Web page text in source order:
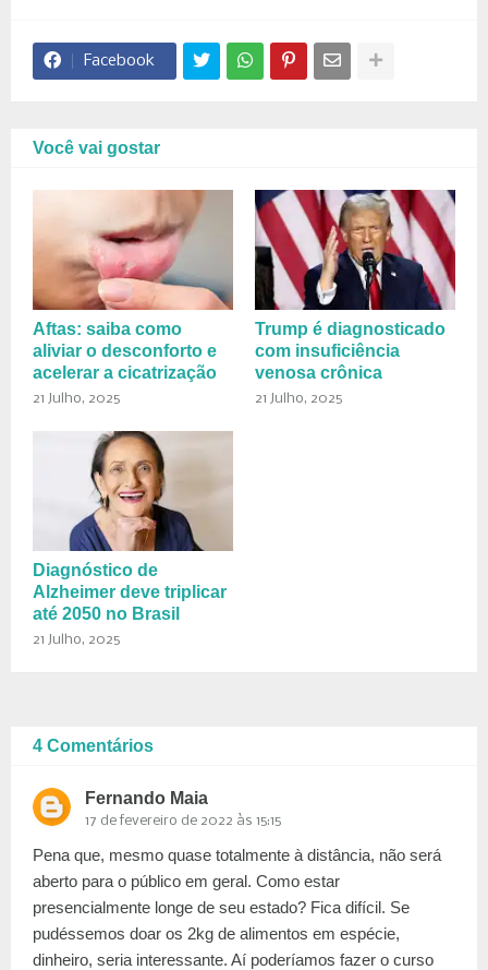
Facebook
Você vai gostar
Aftas: saiba como
aliviar o desconforto e
acelerar a cicatrização
21 Julho, 2025
Trump é diagnosticado
com insuficiência
venosa crônica
21 Julho, 2025
Diagnóstico de
Alzheimer deve triplicar
até 2050 no Brasil
21 Julho, 2025
4 Comentários
Fernando Maia
17 de fevereiro de 2022 às 15:15
Pena que, mesmo quase totalmente à distância, não será
aberto para o público em geral. Como estar
presencialmente longe de seu estado? Fica difícil. Se
pudéssemos doar os 2kg de alimentos em espécie,
dinheiro, seria interessante. Aí poderíamos fazer o curso